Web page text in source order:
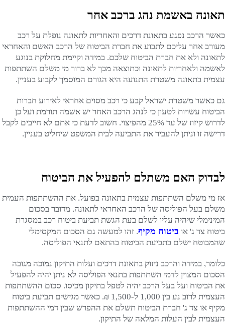
תאונה באשמת נהג ברכב אחר
כאשר הרכב נפגע בתאונת דרכים והאחריות לתאונה נופלת על רכב
מעורב אחר עליכם לתבוע את חברת הביטוח של הרכב האשם והאחראי
לתאונה ולא את חברת הביטוח שלכם. במידה וקיימת מחלוקת בנוגע
לאשמה ולאחריות לתאונה וכתוצאה מכך לא ברור מי משלם השתתפות
עצמית בתאונה משטרת התנועה היא הגורם המוסמך לקבוע בעניין.
גם כאשר משטרת ישראל קבע כי רכב מסוים אחראי לאירוע חברות
הביטוח עשויות לטעון כי לנהג הרכב האחר יש אשמה תורמת ועל כן
לדרוש קיזוז של עד 25% מהפיצוי. חשוב לדעת כי אתם לא חייבים לקבל
דרישה זו וניתן להעביר את התביעה לבית המשפט שיחליט בעניין.
לבדוק האם משתלם להפעיל את הביטוח
אז מי משלם השתתפות עצמית בתאונה בפועל. את ההשתתפות העמית
משלם בעל הפוליסה של הרכב האחראי לתאונה. מדובר בסכום
המינימלי שיהיה עליו לשלם בעת הגשת תביעת ביטוח רכב במסגרת
ביטוח צד ג' או ביטוח מקיף. זהו למעשה גם הסכום המקסימלי
שהמבוטח ישלם בתביעת הביטוח בהתאם לתנאי הפוליסה.
כלומר, במידה והרכב ניזוק בתאונת דרכים ועלות התיקון נמוכה מגובה
הסכום המצוין לדמי השתתפות בתנאי הפוליסה לא ניתן יהיה להפעיל
את הביטוח ועל בעל הרכב יהיה לטפל בתיקון מכיסו. סכום ההשתתפות
העצמית לרוב נע בין 1,000 ל-1,500 ₪. כאשר מגישים תביעת ביטוח
מקיף או צד ג' חברת הביטוח תשלם את ההפרש שבין דמי ההשתתפות
העצמית לבין העלות המלאה של התיקון.